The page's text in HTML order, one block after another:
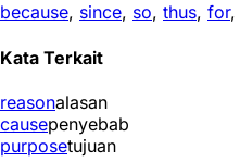
because, since, so, thus, for,
Kata Terkait
reasonalasan
causepenyebab
purposetujuan